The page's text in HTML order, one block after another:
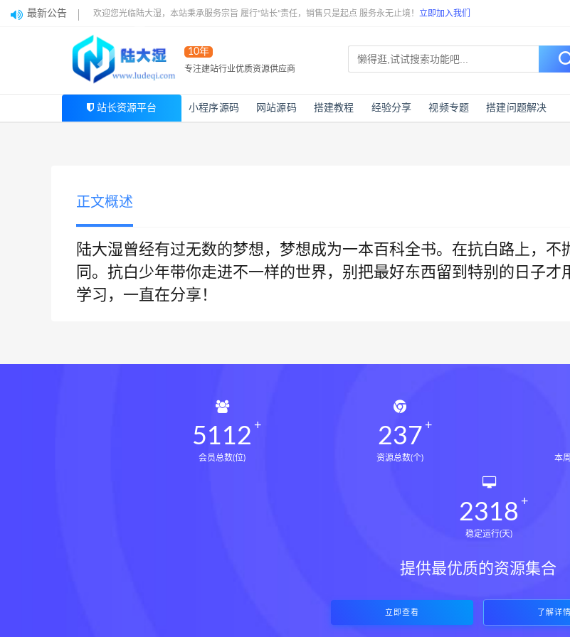
最新公告 欢迎您光临陆大湿，本站秉承服务宗旨 履行“站长”责任，销售只是起点 服务永无止境！ 立即加入我们
10年
专注建站行业优质资源供应商
站长资源平台 小程序源码 网站源码 搭建教程 经验分享 视频专题 搭建问题解决
正文概述
陆大湿曾经有过无数的梦想，梦想成为一本百科全书。在抗白路上，
同。抗白少年带你走进不一样的世界，别把最好东西留到特别的日子
学习，一直在分享！
5112
会员总数(位)
237
资源总数(个) 本
2318
稳定运行(天)
提供最优质的资源集合
立即查看 了解详情